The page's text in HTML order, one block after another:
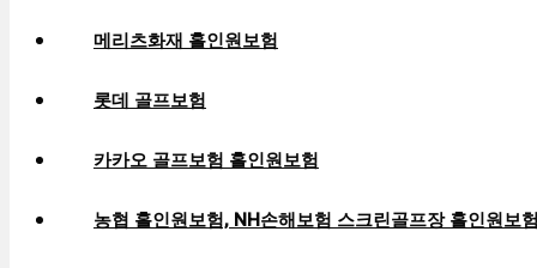
메리츠화재 홀인원보험
롯데 골프보험
카카오 골프보험 홀인원보험
농협 홀인원보험, NH손해보험 스크린골프장 홀인원보험